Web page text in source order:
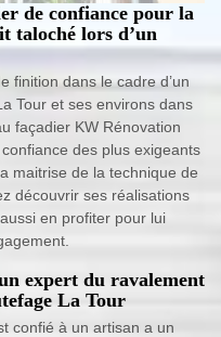
de confiance pour la
taloché lors d’un
finition dans le cadre d’un
Tour et ses environs dans
façadier KW Rénovation
des plus exigeants
maitrise de la technique de
découvrir ses réalisations
en profiter pour lui
expert du ravalement
La Tour
confié à un artisan a un